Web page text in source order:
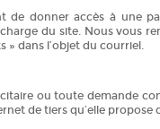
de donner accès à une
du site. Nous vous
» dans l’objet du courriel.
ou toute demande
de tiers qu’elle propose